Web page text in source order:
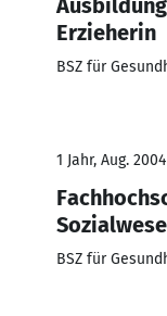
Erzieherin
BSZ für
1 Jahr, Aug.
BSZ für